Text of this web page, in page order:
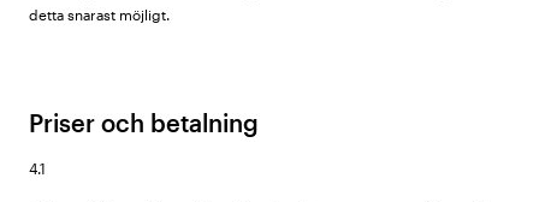
detta snarast möjligt.
Priser och betalning
4.1